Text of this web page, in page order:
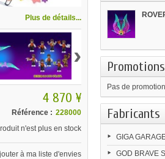
Plus de détails...
›
4 870 ¥
Référence : 228000
n'est plus en stock
à ma liste d'envies
Promotions
Pas de
Fabricants
GIGA
GOD BRAVE